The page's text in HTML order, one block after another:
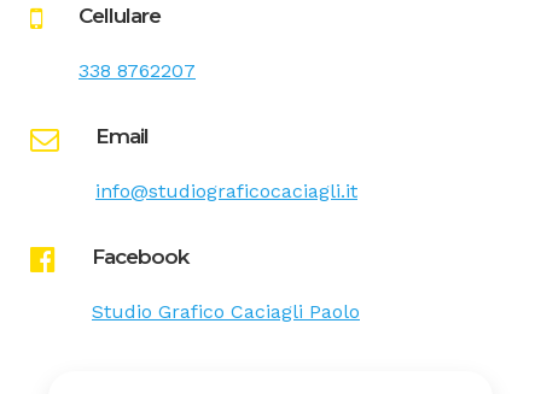
Cellulare
338 8762207
Email
info@studiograficocaciagli.it
Facebook
Studio Grafico Caciagli Paolo